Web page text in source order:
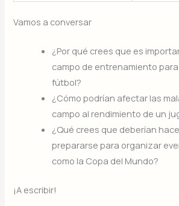
Vamos a conversar
¿Por qué crees que es
campo de entrenamiento
fútbol?
¿Cómo podrían afectar las
campo al rendimiento de un
¿Qué crees que deberían
prepararse para organizar
como la Copa del Mundo?
¡A escribir!